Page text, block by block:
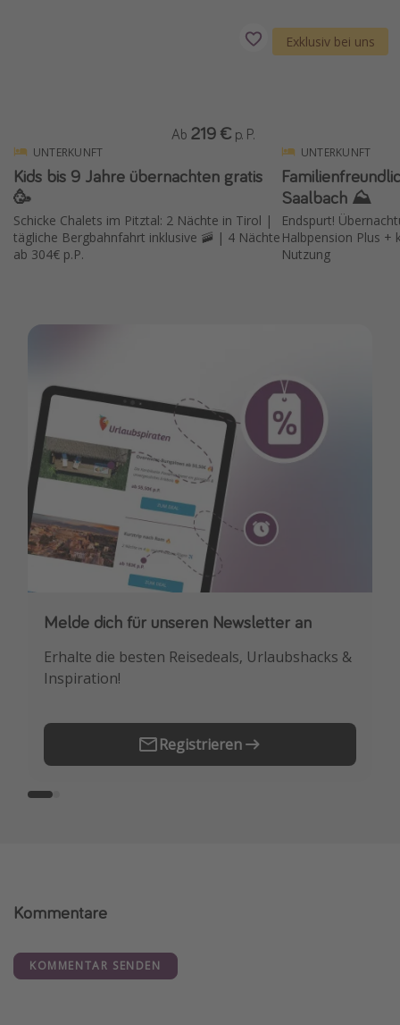
UNTERKUNFT
Kids bis 9 Jahre übernachten gratis
🥳
Schicke Chalets im Pitztal: 2 Nächte in Tirol |
tägliche Bergbahnfahrt inklusive 🚠 | 4 Nächte
ab 304€ p.P.
Ab 219 € p. P.
Exklusiv bei uns
UNTERKUNFT
Saalbach ⛰️
Endspurt!
Halbpension Plus +
Nutzung
Melde dich für unseren Newsletter an
Erhalte die besten Reisedeals, Urlaubshacks &
Inspiration!
Registrieren
Downloade unsere App
Buche die besten Reiseschnäppchen als
Erstes.
Kommentare
KOMMENTAR SENDEN